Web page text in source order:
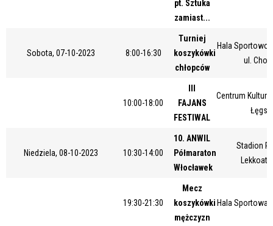
pt. Sztuka
zamiast...
Sobota, 07-10-2023 8:00-16:30
Turniej
koszykówki
chłopców
Hala
ul.
10:00-18:00
FAJANS
FESTIWAL
Centrum Kultury
Niedziela, 08-10-2023 10:30-14:00
10. ANWIL
Półmaraton
Włocławek
Stadion
19:30-21:30
Mecz
koszykówki
mężczyzn
Hala Sportowa